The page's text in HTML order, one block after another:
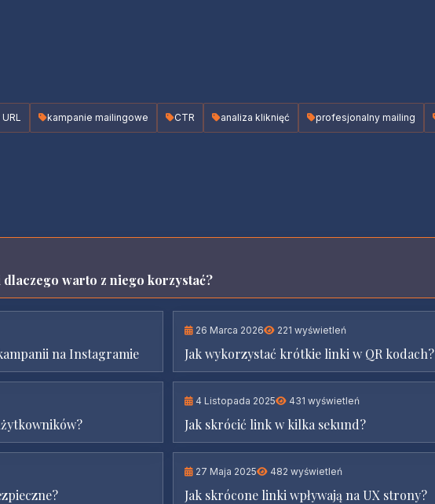
kampanie mailingowe CTR analiza kliknięć profesjonalny mailing
warto z niego korzystać?
na Instagramie
26 Marca 2026 221 wyświetleń
Jak wykorzystać krótkie linki w QR kodach?
4 Listopada 2025 431 wyświetleń
Jak skrócić link w kilka sekund?
27 Maja 2025 482 wyświetleń
Jak skrócone linki wpływają na UX strony?